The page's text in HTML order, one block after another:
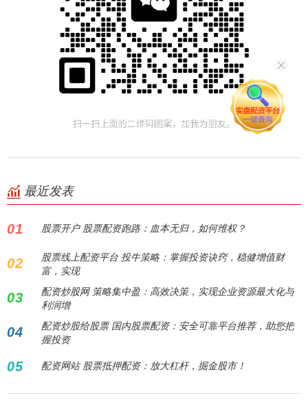
最近发表
01 股票开户 股票配资跑路：血本无归，如何维权？
02
股票线上配资平台 投牛策略：掌握投资诀窍，稳健增值财
富，实现
03
配资炒股网 策略集中盈：高效决策，实现企业资源最大化与
利润增
04
配资炒股给股票 国内股票配资：安全可靠平台推荐，助您把
握投资
05 配资网站 股票抵押配资：放大杠杆，掘金股市！